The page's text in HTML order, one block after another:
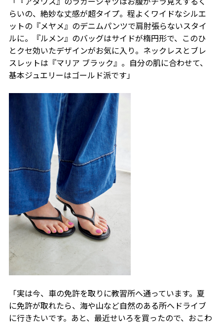
らいの、絶妙な丈感が超タイプ。程よくワイドなシルエ
ットの『メヤメ』のデニムパンツで肩肘張らないスタイ
ルに。『ルメン』のバッグはサイドが楕円形で、このひ
とクセ効いたデザインがお気に入り。ネックレスとブレ
スレットは『マリア ブラック』。自分の肌に合わせて、
基本ジュエリーはゴールド派です」
「実は今、車の免許を取りに教習所へ通っています。夏
に免許が取れたら、海や山など自然のある所へドライブ
に行きたいです。あと、最近せいろを買ったので、おこわ